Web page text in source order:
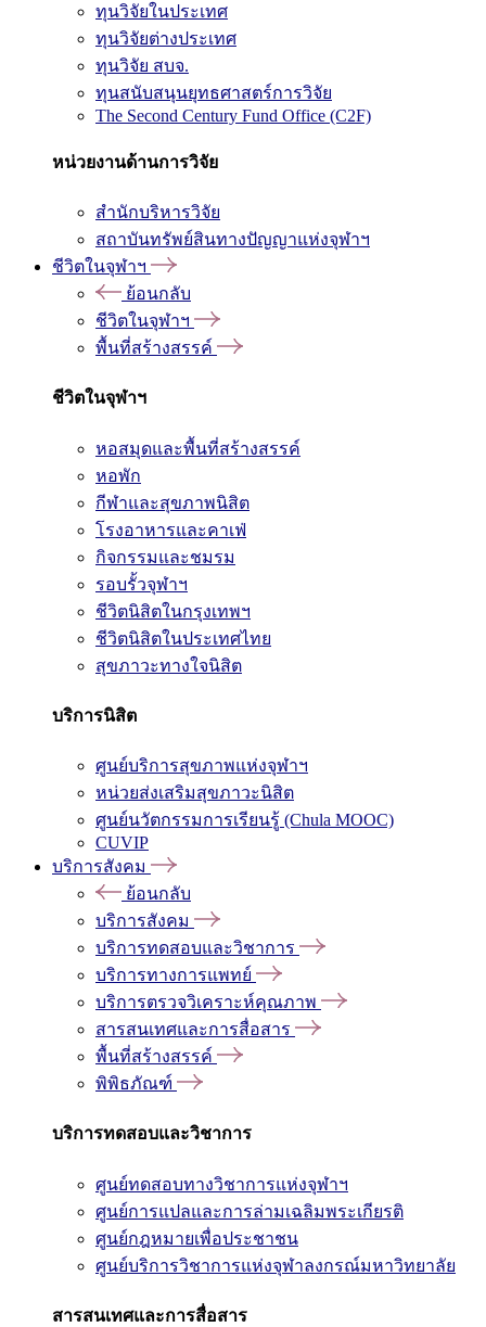
ทุนวิจัยในประเทศ
ทุนวิจัยต่างประเทศ
ทุนวิจัย สบจ.
ทุนสนับสนุนยุทธศาสตร์การวิจัย
The Second Century Fund Office (C2F)
หน่วยงานด้านการวิจัย
สำนักบริหารวิจัย
สถาบันทรัพย์สินทางปัญญาแห่งจุฬาฯ
ชีวิตในจุฬาฯ
ย้อนกลับ
ชีวิตในจุฬาฯ
พื้นที่สร้างสรรค์
ชีวิตในจุฬาฯ
หอสมุดและพื้นที่สร้างสรรค์
หอพัก
กีฬาและสุขภาพนิสิต
โรงอาหารและคาเฟ่
กิจกรรมและชมรม
รอบรั้วจุฬาฯ
ชีวิตนิสิตในกรุงเทพฯ
ชีวิตนิสิตในประเทศไทย
สุขภาวะทางใจนิสิต
บริการนิสิต
ศูนย์บริการสุขภาพแห่งจุฬาฯ
หน่วยส่งเสริมสุขภาวะนิสิต
ศูนย์นวัตกรรมการเรียนรู้ (Chula MOOC)
CUVIP
บริการสังคม
ย้อนกลับ
บริการสังคม
บริการทดสอบและวิชาการ
บริการทางการแพทย์
บริการตรวจวิเคราะห์คุณภาพ
สารสนเทศและการสื่อสาร
พื้นที่สร้างสรรค์
พิพิธภัณฑ์
บริการทดสอบและวิชาการ
ศูนย์ทดสอบทางวิชาการแห่งจุฬาฯ
ศูนย์การแปลและการล่ามเฉลิมพระเกียรติ
ศูนย์กฎหมายเพื่อประชาชน
ศูนย์บริการวิชาการแห่งจุฬาลงกรณ์มหาวิทยาลัย
สารสนเทศและการสื่อสาร